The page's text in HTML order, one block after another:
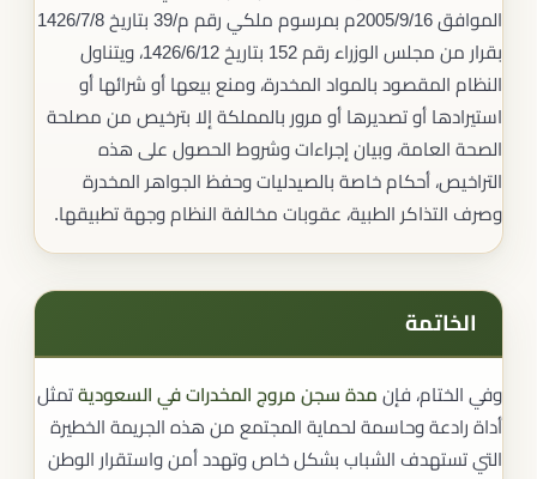
الموافق 2005/9/16م بمرسوم ملكي رقم م/39 بتاريخ 1426/7/8
بقرار من مجلس الوزراء رقم 152 بتاريخ 1426/6/12، ويتناول
النظام المقصود بالمواد المخدرة، ومنع بيعها أو شرائها أو
استيرادها أو تصديرها أو مرور بالمملكة إلا بترخيص من مصلحة
الصحة العامة، وبيان إجراءات وشروط الحصول على هذه
التراخيص، أحكام خاصة بالصيدليات وحفظ الجواهر المخدرة
وصرف التذاكر الطبية، عقوبات مخالفة النظام وجهة تطبيقها.
الخاتمة
وفي الختام، فإن مدة سجن مروج المخدرات في السعودية تمثل
أداة رادعة وحاسمة لحماية المجتمع من هذه الجريمة الخطيرة
التي تستهدف الشباب بشكل خاص وتهدد أمن واستقرار الوطن